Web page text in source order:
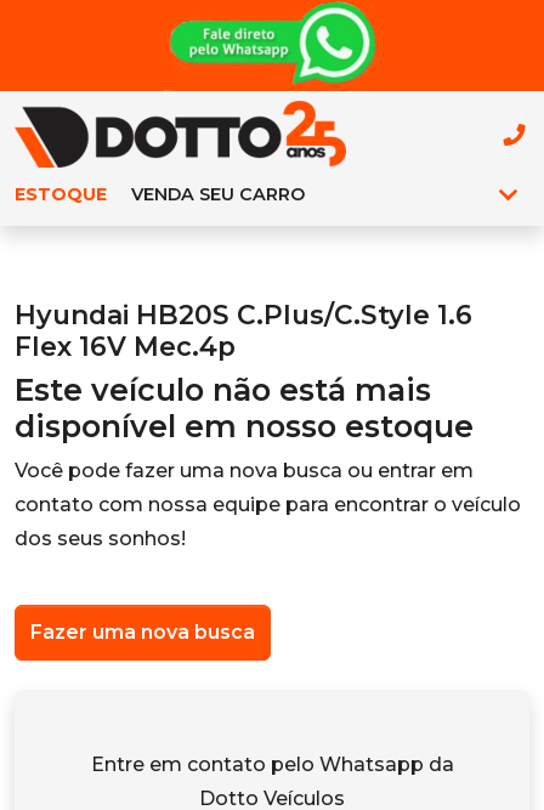
ESTOQUE VENDA SEU CARRO
Hyundai HB20S C.Plus/C.Style 1.6
Flex 16V Mec.4p
Este veículo não está mais
disponível em nosso estoque
Você pode fazer uma nova busca ou entrar em
contato com nossa equipe para encontrar o veículo
dos seus sonhos!
Fazer uma nova busca
Entre em contato pelo Whatsapp da
Dotto Veículos